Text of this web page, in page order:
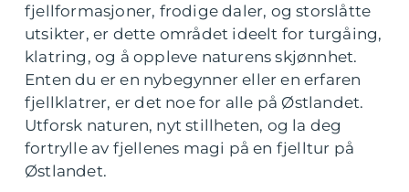
fjellformasjoner, frodige daler, og storslåtte
utsikter, er dette området ideelt for turgåing,
klatring, og å oppleve naturens skjønnhet.
Enten du er en nybegynner eller en erfaren
fjellklatrer, er det noe for alle på Østlandet.
Utforsk naturen, nyt stillheten, og la deg
fortrylle av fjellenes magi på en fjelltur på
Østlandet.